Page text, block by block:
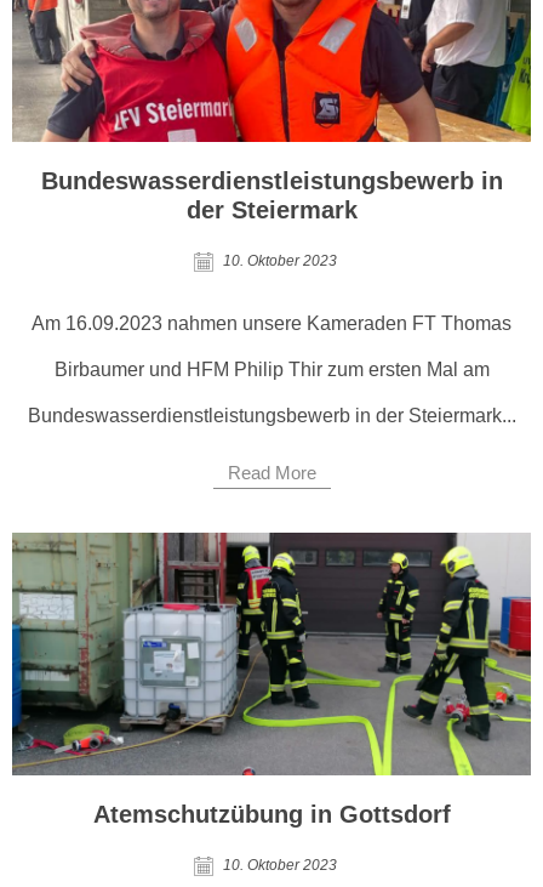
Bundeswasserdienstleistungsbewerb in
der Steiermark
10. Oktober 2023
Am 16.09.2023 nahmen unsere Kameraden FT Thomas
Birbaumer und HFM Philip Thir zum ersten Mal am
Bundeswasserdienstleistungsbewerb in der Steiermark...
Read More
Atemschutzübung in Gottsdorf
10. Oktober 2023